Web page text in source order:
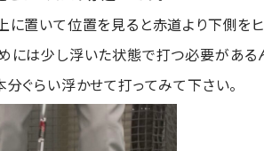
に置いて位置を見ると赤道より下側をヒ
には少し浮いた状態で打つ必要がある
ぐらい浮かせて打ってみて下さい。